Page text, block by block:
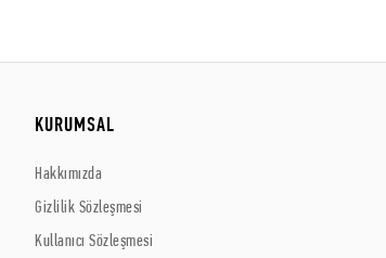
KURUMSAL
Hakkımızda
Gizlilik Sözleşmesi
Kullanıcı Sözleşmesi